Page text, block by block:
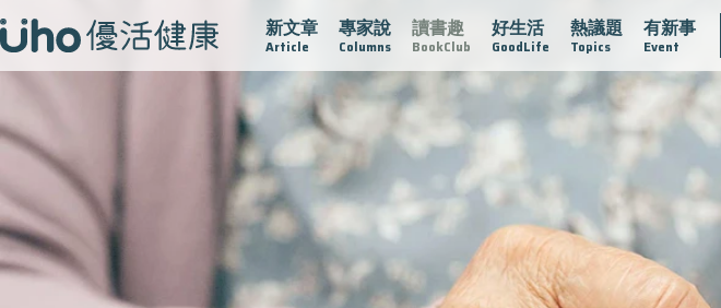
新文章
Article
專家說
Columns
讀書趣
BookClub
好生活
GoodLife
熱議題
Topics
有新事
Event
疫情保衛戰 再生醫學 愛的未來視 認識攝護腺肥大 守護骨骼健康 達文西手術專欄